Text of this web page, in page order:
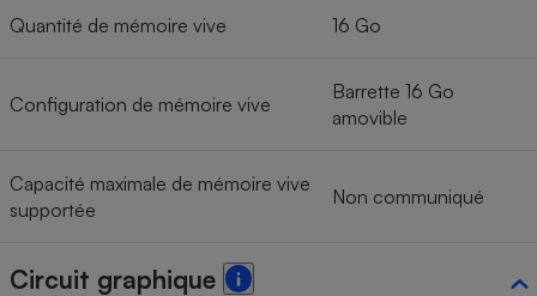
Quantité de mémoire vive 16 Go
Configuration de mémoire vive
Barrette 16 Go
amovible
Capacité maximale de mémoire vive
supportée
Non communiqué
Circuit graphique